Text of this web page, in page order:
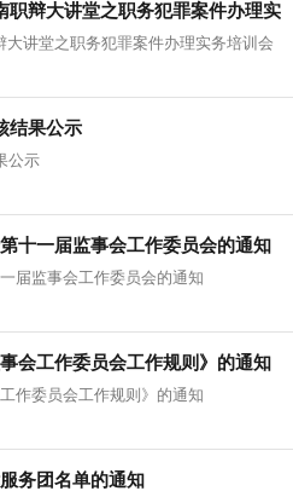
职辩大讲堂之职务犯罪案件办理实
的通知
讲堂之职务犯罪案件办理实务培训会
结果公示
公示
十一届监事会工作委员会的通知
届监事会工作委员会的通知
会工作委员会工作规则》的通知
作委员会工作规则》的通知
务团名单的通知